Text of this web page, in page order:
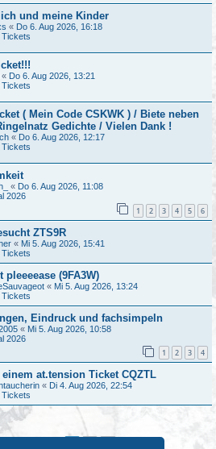
und meine Kinder
« Do 6. Aug 2026, 16:18
Tickets
« Do 6. Aug 2026, 13:21
Tickets
( Mein Code CSKWK ) / Biete neben
Gedichte / Vielen Dank !
« Do 6. Aug 2026, 12:17
Tickets
« Do 6. Aug 2026, 11:08
2026
1 2 3 4 5 6
ZTS9R
« Mi 5. Aug 2026, 15:41
Tickets
(9FA3W)
« Mi 5. Aug 2026, 13:24
Tickets
Eindruck und fachsimpeln
« Mi 5. Aug 2026, 10:58
2026
1 2 3 4
at.tension Ticket CQZTL
« Di 4. Aug 2026, 22:54
Tickets